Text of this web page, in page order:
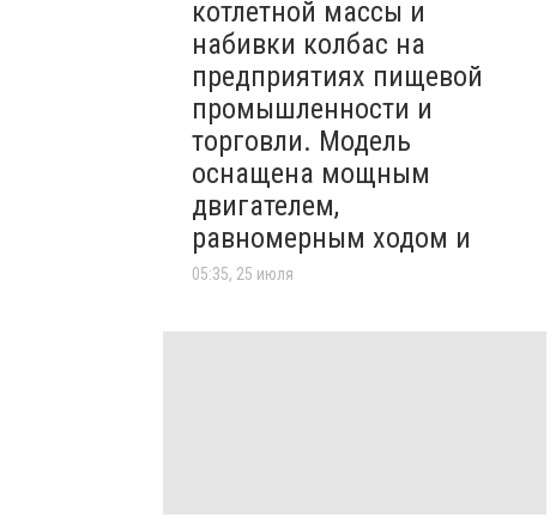
котлетной массы и
набивки колбас на
предприятиях пищевой
промышленности и
торговли. Модель
оснащена мощным
двигателем,
равномерным ходом и
05:35, 25 июля